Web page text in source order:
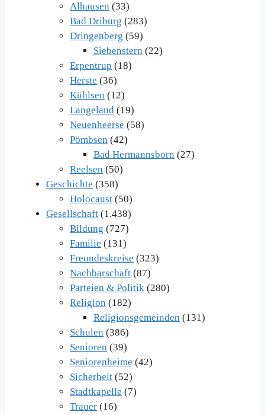
Alhausen (33)
Bad Driburg (283)
Dringenberg (59)
Siebenstern (22)
Erpentrup (18)
Herste (36)
Kühlsen (12)
Langeland (19)
Neuenheerse (58)
Pömbsen (42)
Bad Hermannsborn (27)
Reelsen (50)
Geschichte (358)
Holocaust (50)
Gesellschaft (1.438)
Bildung (727)
Familie (131)
Freundeskreise (323)
Nachbarschaft (87)
Parteien & Politik (280)
Religion (182)
Religionsgemeinden (131)
Schulen (386)
Senioren (39)
Seniorenheime (42)
Sicherheit (52)
Stadtkapelle (7)
Trauer (16)